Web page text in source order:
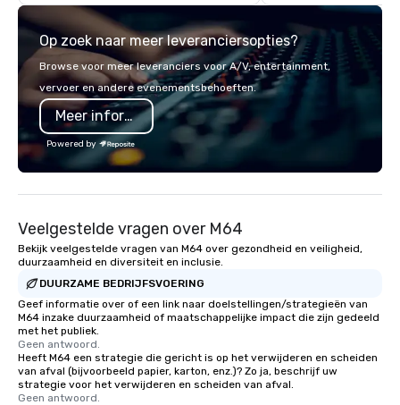
highly experienced and professional
team of chauffeurs and support staff;
you will know quality when you travel
with La Costa Limousine.
Op zoek naar meer leveranciersopties?
Browse voor meer leveranciers voor A/V, entertainment,
vervoer en andere evenementsbehoeften.
Meer informatie
Powered by
Veelgestelde vragen over M64
Bekijk veelgestelde vragen van M64 over gezondheid en veiligheid,
duurzaamheid en diversiteit en inclusie.
DUURZAME BEDRIJFSVOERING
Geef informatie over of een link naar doelstellingen/strategieën van
M64 inzake duurzaamheid of maatschappelijke impact die zijn gedeeld
met het publiek.
Geen antwoord.
Heeft M64 een strategie die gericht is op het verwijderen en scheiden
van afval (bijvoorbeeld papier, karton, enz.)? Zo ja, beschrijf uw
strategie voor het verwijderen en scheiden van afval.
Geen antwoord.